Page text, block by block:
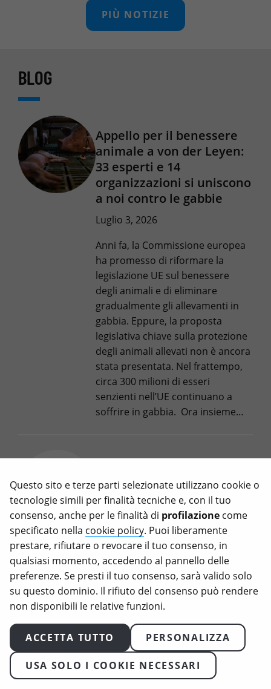
PIÙ NOTIZIE
BLOG
Appello per il benessere
animale a von der Leyen:
33 esperti e 14
organizzazioni si uniscono
a noi contro le gabbie
Luglio 3, 2026
Anni fa, la Commissione europea
ha promesso di riformare la
legislazione UE sul benessere
degli animali e di eliminare
gradualmente gli allevamenti in
gabbia. Eppure, la proposta
legislativa chiave sulla protezione
degli animali allevati non è ancora
stata presentata. Nel frattempo,
circa 300 milioni di esseri
senzienti nell’UE continuano a
soffrire in gabbia. Ora insieme…
UE sui nomi veg è una
legge inutile (e ipocrita)
Marzo 11, 2026
C’è voluto quasi un decennio di
battaglie, voti e capovolgimenti
per arrivare a uno dei risultati più
surreali della legislazione europea
recente, quello sul meat
sounding: d’ora in poi, chiamare
“bistecca” un prodotto a base
vegetale sarà illegale in Europa.
Cos’è il meat sounding e perché
l’UE vuole vietarlo Il “meat
Questo sito e terze parti selezionate utilizzano cookie o
tecnologie simili per finalità tecniche e, con il tuo
consenso, anche per le finalità di profilazione come
specificato nella cookie policy. Puoi liberamente
prestare, rifiutare o revocare il tuo consenso, in
qualsiasi momento, accedendo al pannello delle
preferenze. Se presti il tuo consenso, sarà valido solo
su questo dominio. Il rifiuto del consenso può rendere
non disponibili le relative funzioni.
ACCETTA TUTTO PERSONALIZZA
USA SOLO I COOKIE NECESSARI